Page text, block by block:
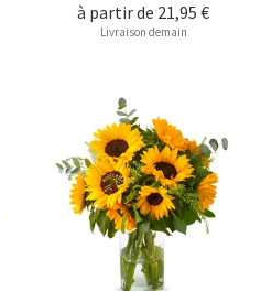
à partir de 21,95 €
Livraison demain